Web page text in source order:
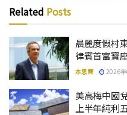
Related Posts
晨麗度假村
律賓首富寶
本思齊 2026
美高梅中國
上半年純利